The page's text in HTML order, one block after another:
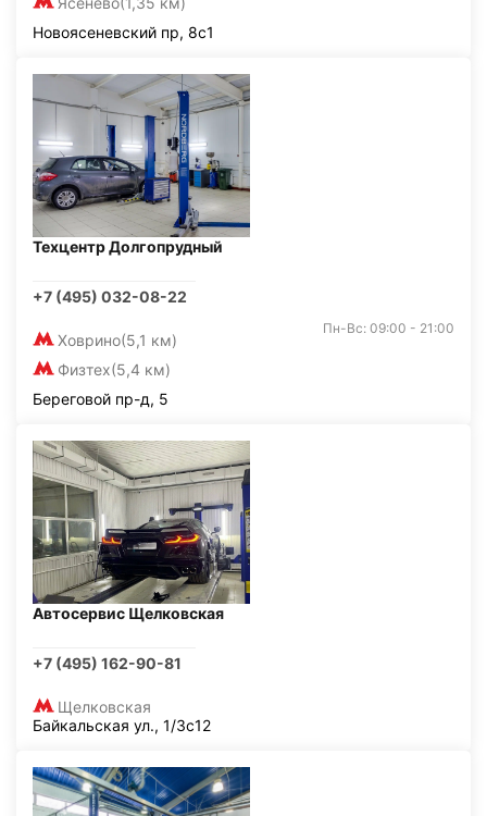
Новоясеневский пр, 8с1
Техцентр Долгопрудный
+7 (495) 032-08-22
Ховрино(5,1 км)
Физтех(5,4 км)
Пн-Вс: 09:00 - 21:00
Береговой пр-д, 5
Автосервис Щелковская
+7 (495) 162-90-81
Щелковская
Байкальская ул., 1/3с12